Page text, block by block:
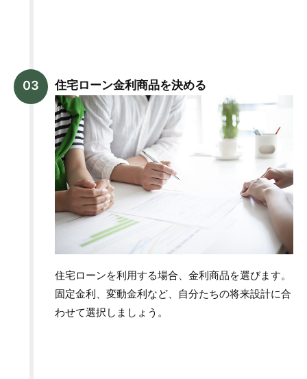
住宅ローン金利商品を決める
住宅ローンを利用する場合、金利商品を選びます。
固定金利、変動金利など、自分たちの将来設計に合
わせて選択しましょう。